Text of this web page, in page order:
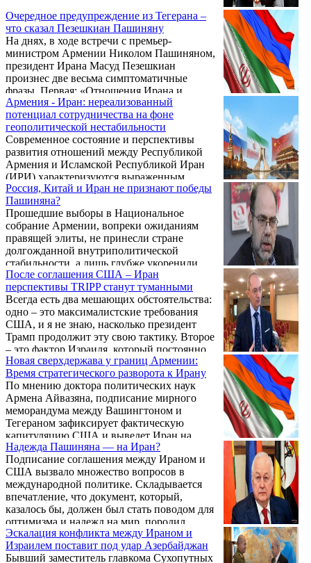
необходимой сертификации, оформлении
сопроводительной документации, а также
подготовке ...
Очередное предупреждение из Тегерана –
что сказал Пезешкиан Пашиняну
На днях, в ходе встречи с премьер-
министром Армении Николом Пашиняном,
президент Ирана Масуд Пезешкиан
произнес две весьма симптоматичные
фразы. Первая: «Отношения Ирана и
Армении должны определяться
исключительно волей двух государств».
Вторая: «Присутствие внешних игроков в
регионе лишь осложняет существующие
проблемы».
Армения - Иран: нереализованный
потенциал сотрудничества на фоне
геополитической нестабильности
Современное состояние и перспективы
развития отношений между Республикой
Армения и Исламской Республикой Иран
(ИРИ) характеризуются выраженным
диссонансом между декларируемым
дипломатическим потенциалом и
практической реализацией двусторонних
договоренностей. Несмотря на регулярные
контакты на высоком уровне и
теоретическую возможность значительного
роста товарооборота, экспертное
сообщество указывает на системный застой
во многих сферах взаимодействия.
Ситуация усугубляется сложной
геополитической ...
Россия, Китай и Иран не признают победы
Пашиняна?
Прошедшие выборы в Национальное
собрание Армении, вопреки ожиданиям
правящей элиты, не принесли стране
долгожданной внутриполитической
стабильности, а лишь глубже укоренили
системный кризис. Спустя две недели после
завершения голосования ключевые
геополитические соседи и партнеры
Еревана — Россия, Китай и Иран,
продолжают демонстрировать
красноречивое дипломатическое молчание.
Тот факт, что Владимир Путин, Си
Цзиньпин и Моджтаба Хаменеи до сих пор
не направили Николу Пашиняну
традиционных поздравлений ...
После соглашения США – Иран
перспективы TRIPP станут туманными
Всегда есть два мешающих обстоятельства:
одно – это максималистские требования
США, и я не знаю, насколько президент
Трамп продолжит эту свою тактику. Второе
– это фактор Израиля, который постоянно
пытался мешать мирному процессу, не
только в отношениях Иран – США, но и
вообще идее мира и стабильности в
регионе. Об этом заявил в беседе с
корреспондентом Новости Армении –
NEWS.am бывший депутат парламента
Ирана Карен Ханларян, касаясь соглашения
Иран – США.
Новая сверхдержава у границ Армении:
Время стратегического разворота к Ирану
По мнению доктора политических наук
Армена Айвазяна, подписание мирного
меморандума между Вашингтоном и
Тегераном зафиксирует фактическую
капитуляцию США и выведет Иран на
уровень сверхдержавы. Эксперт в интервью
«Голосу Армении» объясняет, почему
возобновление большой войны
маловероятно, и призывает Ереван
немедленно заключить стратегический
военно-политический союз с Ираном. По
оценке политолога, только Тегеран сейчас
обладает ресурсами и волей, способными
защитить Сюник и сдержать притязания
Баку ...
Надежда Пашиняна — на Иран?
Подписание соглашения между Ираном и
США вызвало множество вопросов в
международной политике. Складывается
впечатление, что документ, который,
казалось бы, должен был стать поводом для
оптимизма и надежд на мир, породил
скорее новые вопросы и сомнения.
Эскалация конфликта между Ираном и
Израилем поставит под удар Азербайджан
Бывший заместитель главкома Сухопутных